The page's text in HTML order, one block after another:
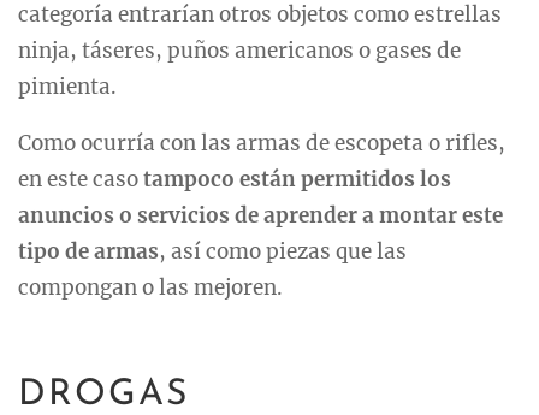
categoría entrarían otros objetos como estrellas
ninja, táseres, puños americanos o gases de
pimienta.
Como ocurría con las armas de escopeta o rifles,
en este casotampoco están permitidos los
anuncios o servicios de aprender a montar este
tipo de armas, así como piezas que las
compongan o las mejoren.
DROGAS